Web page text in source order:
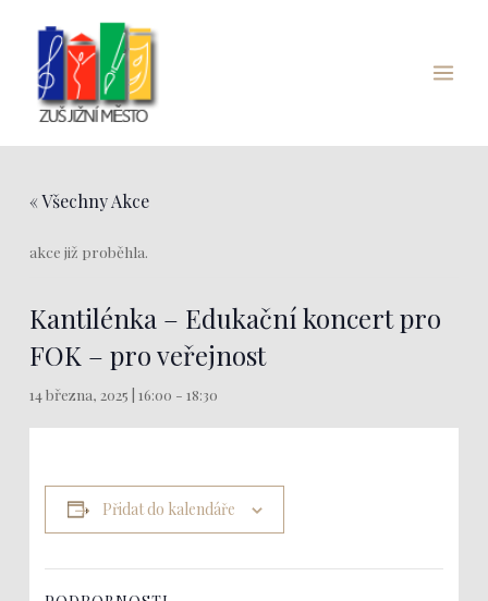
Menu
« Všechny Akce
akce již proběhla.
Kantilénka – Edukační koncert pro
FOK – pro veřejnost
14 března, 2025 | 16:00 -18:30
Přidat do kalendáře